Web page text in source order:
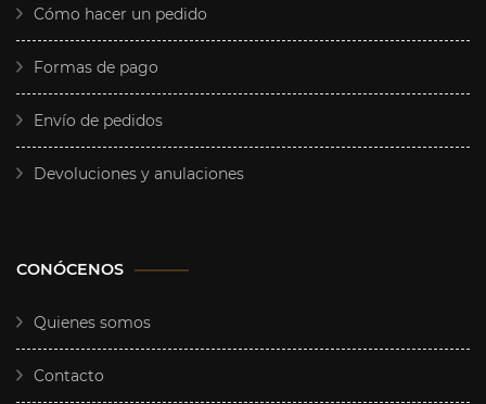
Cómo hacer un pedido
Formas de pago
Envío de pedidos
Devoluciones y anulaciones
CONÓCENOS
Quienes somos
Contacto